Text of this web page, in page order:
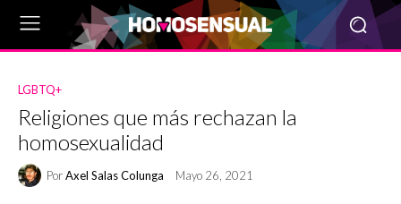
LGBTQ+
Religiones que más rechazan la
homosexualidad
PorAxel Salas Colunga Mayo 26, 2021